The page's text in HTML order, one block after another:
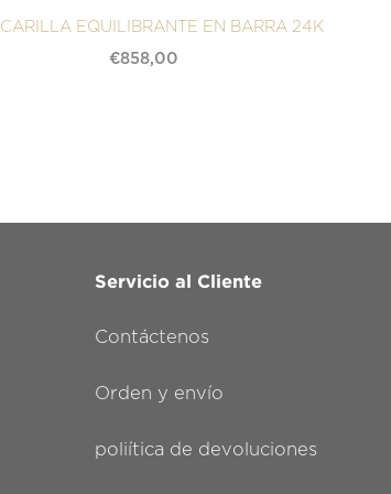
EQUILIBRANTE EN BARRA 24K
€858,00
Servicio al Cliente
Contáctenos
Orden y envío
poliítica de devoluciones